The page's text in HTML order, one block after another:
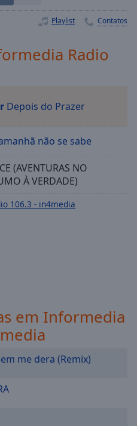
Playlist Contatos
Radio
Depois do Prazer
amanhã não se sabe
(AVENTURAS NO
À VERDADE)
106.3 - in4media
em Informedia
me dera (Remix)